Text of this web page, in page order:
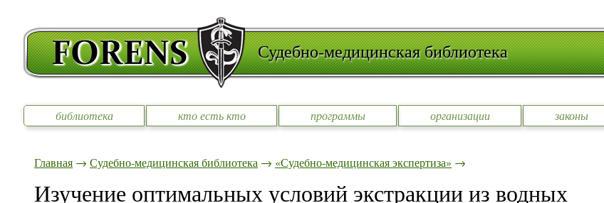
Судебно-медицинская библиотека
библиотека кто есть кто программы организации законы
Главная → Судебно-медицинская библиотека → «Судебно-медицинская экспертиза» →
Изучение оптимальных условий экстракции из водных